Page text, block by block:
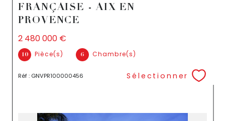
FRANÇAISE - AIX EN
PROVENCE
2 480 000 €
10 Pièce(s) 6 Chambre(s)
Réf : GNVPR100000456 Sélectionner